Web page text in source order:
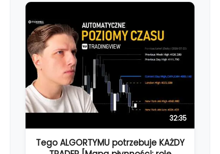
32:35
Tego ALGORTYMU potrzebuje KAŻDY